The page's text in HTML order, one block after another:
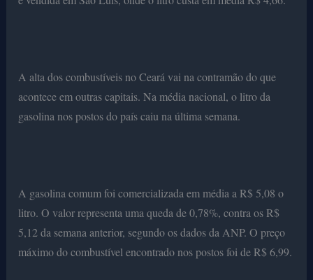
A alta dos combustíveis no Ceará vai na contramão do que
acontece em outras capitais. Na média nacional, o litro da
gasolina nos postos do país caiu na última semana.
A gasolina comum foi comercializada em média a R$ 5,08 o
litro. O valor representa uma queda de 0,78%, contra os R$
5,12 da semana anterior, segundo os dados da ANP. O preço
máximo do combustível encontrado nos postos foi de R$ 6,99.